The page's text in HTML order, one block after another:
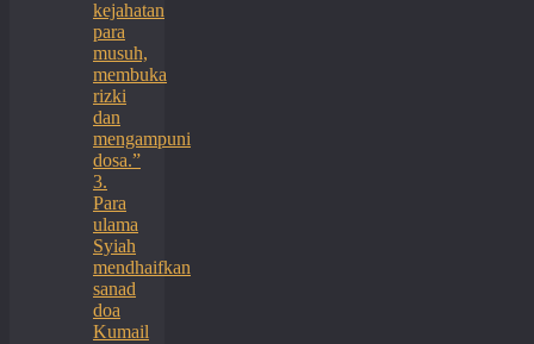
kejahatan
para
musuh,
membuka
rizki
dan
mengampuni
dosa.”
3.
Para
ulama
Syiah
mendhaifkan
sanad
doa
Kumail